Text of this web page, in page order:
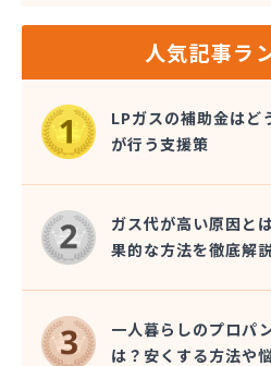
関彰商事株式会社 真岡LP
岩谷産業株式会社 宇都宮支
鬼怒川プロパン
吉澤保全株式会社倉庫
橋本産業株式会社
近嵐商事有限会社
金子商事有限会社
桑原商店
郡司燃料店
慶野燃料店
戸恒燃料店
戸村商店
五味田商店
人気記事ラ
LPガスの補助金はど
が行う支援策
ガス代が高い原因と
果的な方法を徹底解
一人暮らしのプロパ
は？安くする方法や